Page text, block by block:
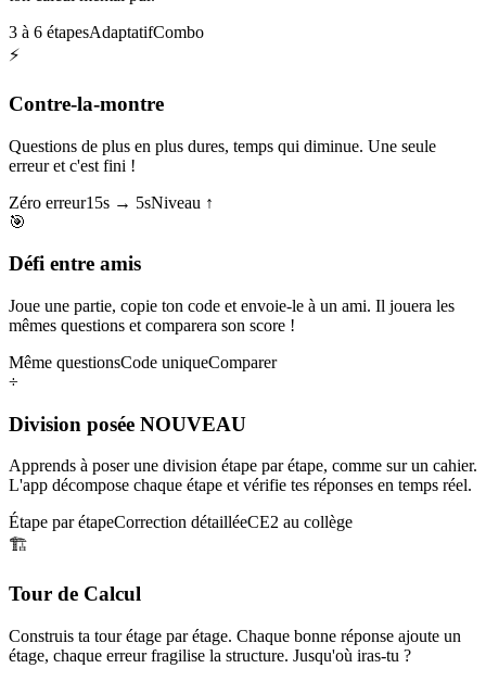
3 à 6 étapesAdaptatifCombo
⚡
Contre-la-montre
Questions de plus en plus dures, temps qui diminue. Une seule
erreur et c'est fini !
Zéro erreur15s → 5sNiveau ↑
🎯
Défi entre amis
Joue une partie, copie ton code et envoie-le à un ami. Il jouera les
mêmes questions et comparera son score !
Même questionsCode uniqueComparer
÷
Division posée NOUVEAU
Apprends à poser une division étape par étape, comme sur un cahier.
L'app décompose chaque étape et vérifie tes réponses en temps réel.
Étape par étapeCorrection détailléeCE2 au collège
🏗️
Tour de Calcul
Construis ta tour étage par étage. Chaque bonne réponse ajoute un
étage, chaque erreur fragilise la structure. Jusqu'où iras-tu ?